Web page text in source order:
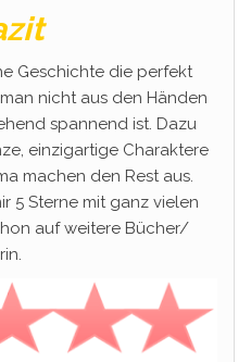
Geschichte die perfekt
nicht aus den Händen
spannend ist. Dazu
einzigartige Charaktere
machen den Rest aus.
5 Sterne mit ganz vielen
auf weitere Bücher/